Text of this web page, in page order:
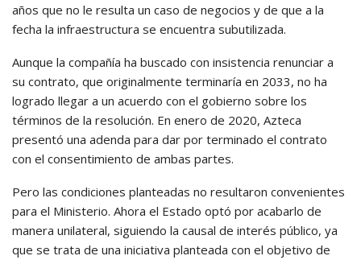
años que no le resulta un caso de negocios y de que a la
fecha la infraestructura se encuentra subutilizada.
Aunque la compañía ha buscado con insistencia renunciar a
su contrato, que originalmente terminaría en 2033, no ha
logrado llegar a un acuerdo con el gobierno sobre los
términos de la resolución. En enero de 2020, Azteca
presentó una adenda para dar por terminado el contrato
con el consentimiento de ambas partes.
Pero las condiciones planteadas no resultaron convenientes
para el Ministerio. Ahora el Estado optó por acabarlo de
manera unilateral, siguiendo la causal de interés público, ya
que se trata de una iniciativa planteada con el objetivo de